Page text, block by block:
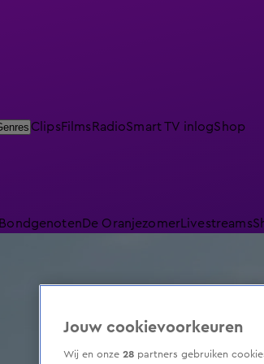
ClipsFilmsRadioSmart TV inlogShop
De Oranjezomer Livestreams
Jouw cookievoorkeuren
Wij en onze 28 partners gebruiken